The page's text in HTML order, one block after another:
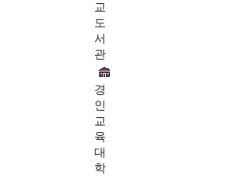
교
도
서
관
경
인
교
육
대
학